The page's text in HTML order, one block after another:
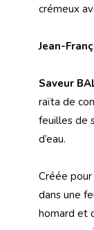
crémeux
Jean-
Saveur
raïta de
feuilles de
d’eau.
Créée
dans une
homard et